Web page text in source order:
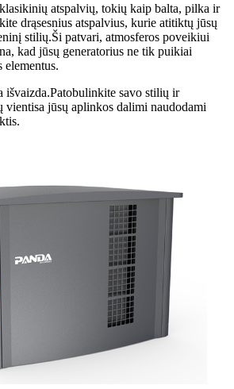
atspalvių, tokių kaip balta, pilka ir
drąsesnius atspalvius, kurie atitiktų jūsų
stilių.Ši patvari, atmosferos poveikiui
kad jūsų generatorius ne tik puikiai
elementus.
išvaizda.Patobulinkite savo stilių ir
vientisa jūsų aplinkos dalimi naudodami